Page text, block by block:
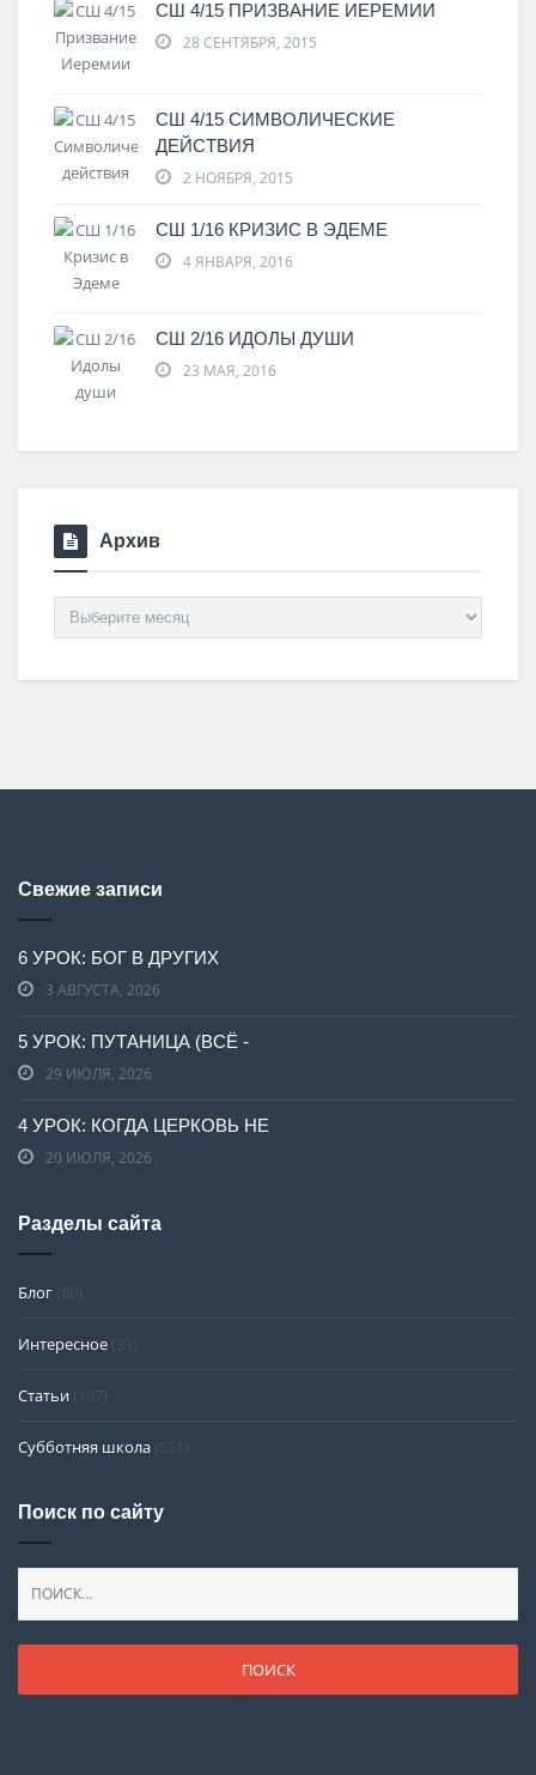
СШ 4/15 ПРИЗВАНИЕ ИЕРЕМИИ
28 СЕНТЯБРЯ, 2015
СШ 4/15 СИМВОЛИЧЕСКИЕ
ДЕЙСТВИЯ
2 НОЯБРЯ, 2015
СШ 1/16 КРИЗИС В ЭДЕМЕ
4 ЯНВАРЯ, 2016
СШ 2/16 ИДОЛЫ ДУШИ
23 МАЯ, 2016
Архив
Архив
Свежие записи
6 УРОК: БОГ В ДРУГИХ
3 АВГУСТА, 2026
5 УРОК: ПУТАНИЦА (ВСЁ -
29 ИЮЛЯ, 2026
4 УРОК: КОГДА ЦЕРКОВЬ НЕ
20 ИЮЛЯ, 2026
Разделы сайта
Блог (69)
Интересное (33)
Статьи (197)
Субботняя школа (651)
Поиск по сайту